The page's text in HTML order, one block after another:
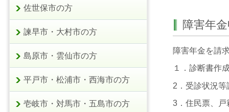
障害年
障害年金を請
１．診断書作
2．受診状況
3．住民票、
佐世保市の方
諫早市・大村市の方
島原市・雲仙市の方
平戸市・松浦市・西海市の方
壱岐市・対馬市・五島市の方